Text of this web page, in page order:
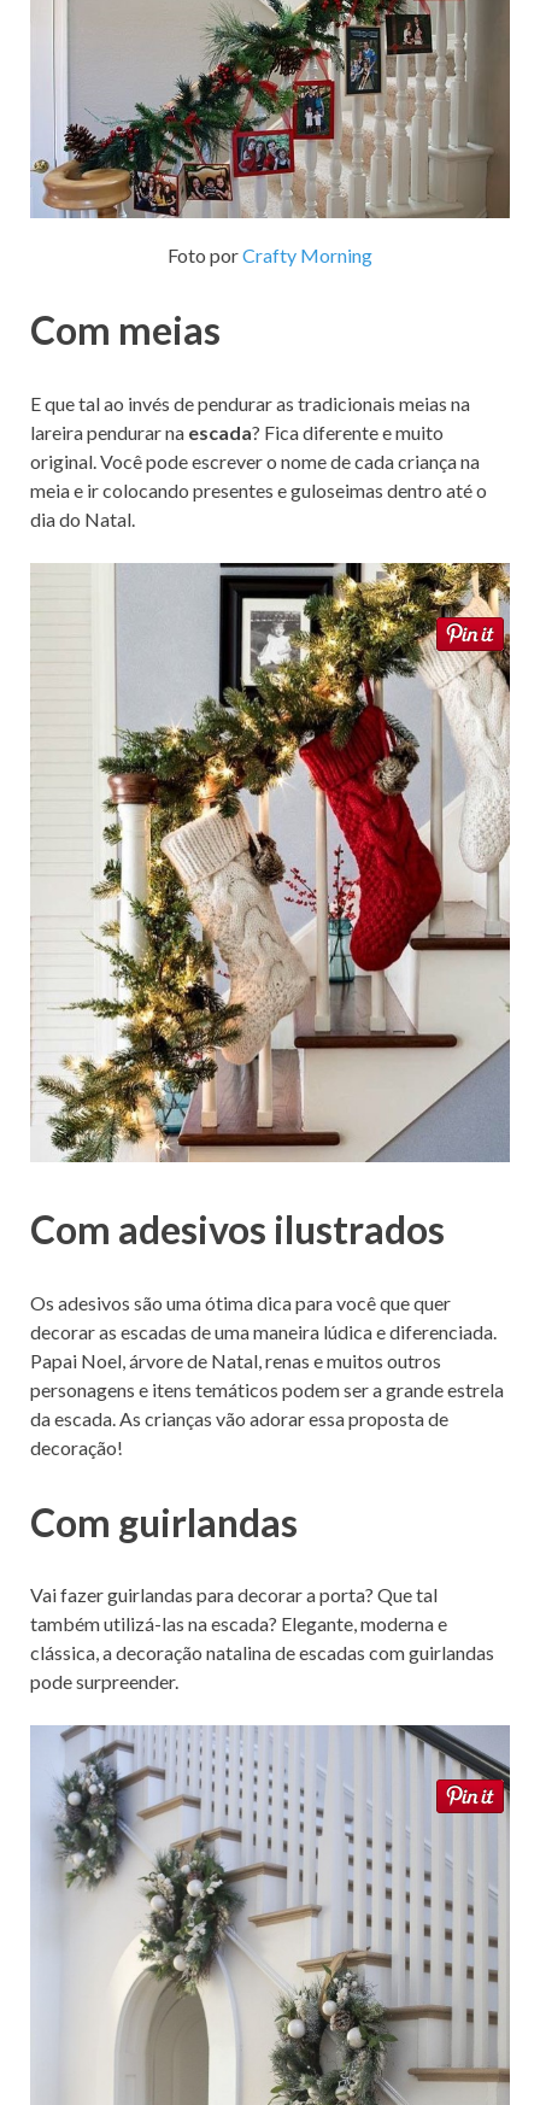
Foto porCrafty Morning
Com meias
E que tal ao invés de pendurar as tradicionais meias na
lareira pendurar na escada? Fica diferente e muito
original. Você pode escrever o nome de cada criança na
meia e ir colocando presentes e guloseimas dentro até o
dia do Natal.
Com adesivos ilustrados
Os adesivos são uma ótima dica para você que quer
decorar as escadas de uma maneira lúdica e diferenciada.
Papai Noel, árvore de Natal, renas e muitos outros
personagens e itens temáticos podem ser a grande estrela
da escada. As crianças vão adorar essa proposta de
decoração!
Com guirlandas
Vai fazer guirlandas para decorar a porta? Que tal
também utilizá-las na escada? Elegante, moderna e
clássica, a decoração natalina de escadas com guirlandas
pode surpreender.